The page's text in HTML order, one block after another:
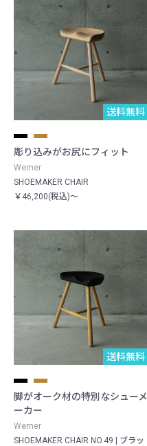
送料無料
彫り込みがお尻にフィット
Werner
SHOEMAKER CHAIR
￥46,200(税込)～
送料無料
脚がオーク材の特別なシューメ
ーカー
Werner
SHOEMAKER CHAIR NO.49 | ブラッ